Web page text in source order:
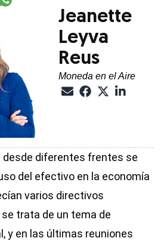
mediante Email
actual mediante Facebook
artículo actual mediante Twitter
el artículo actual mediante LinkedIn
Compartir el artículo actual mediante
Jeanette
Leyva
Reus
Moneda en el Aire
desde diferentes frentes se
del efectivo en la economía
varios directivos
trata de un tema de
y en las últimas reuniones